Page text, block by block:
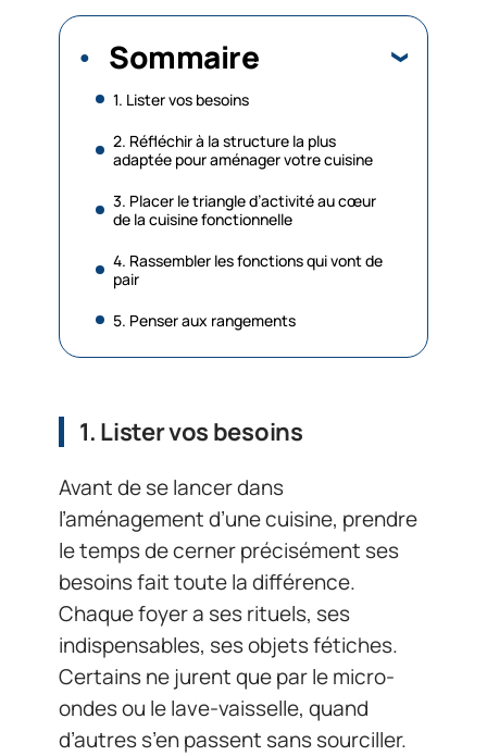
Sommaire
1. Lister vos besoins
2. Réfléchir à la structure la plus
adaptée pour aménager votre cuisine
3. Placer le triangle d’activité au cœur
de la cuisine fonctionnelle
4. Rassembler les fonctions qui vont de
pair
5. Penser aux rangements
1. Lister vos besoins
Avant de se lancer dans
l’aménagement d’une cuisine, prendre
le temps de cerner précisément ses
besoins fait toute la différence.
Chaque foyer a ses rituels, ses
indispensables, ses objets fétiches.
Certains ne jurent que par le micro-
ondes ou le lave-vaisselle, quand
d’autres s’en passent sans sourciller.